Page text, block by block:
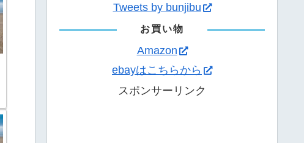
Tweets by bunjibu
お買い物
Amazon
ebayはこちらから
スポンサーリンク